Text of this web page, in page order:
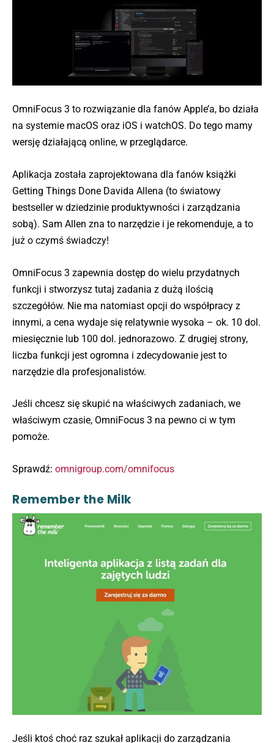
OmniFocus 3 to rozwiązanie dla fanów Apple’a, bo działa
na systemie macOS oraz iOS i watchOS. Do tego mamy
wersję działającą online, w przeglądarce.
Aplikacja została zaprojektowana dla fanów książki
Getting Things Done Davida Allena (to światowy
bestseller w dziedzinie produktywności i zarządzania
sobą). Sam Allen zna to narzędzie i je rekomenduje, a to
już o czymś świadczy!
OmniFocus 3 zapewnia dostęp do wielu przydatnych
funkcji i stworzysz tutaj zadania z dużą ilością
szczegółów. Nie ma natomiast opcji do współpracy z
innymi, a cena wydaje się relatywnie wysoka – ok. 10 dol.
miesięcznie lub 100 dol. jednorazowo. Z drugiej strony,
liczba funkcji jest ogromna i zdecydowanie jest to
narzędzie dla profesjonalistów.
Jeśli chcesz się skupić na właściwych zadaniach, we
właściwym czasie, OmniFocus 3 na pewno ci w tym
pomoże.
Sprawdź: omnigroup.com/omnifocus
Remember the Milk
Jeśli ktoś choć raz szukał aplikacji do zarządzania